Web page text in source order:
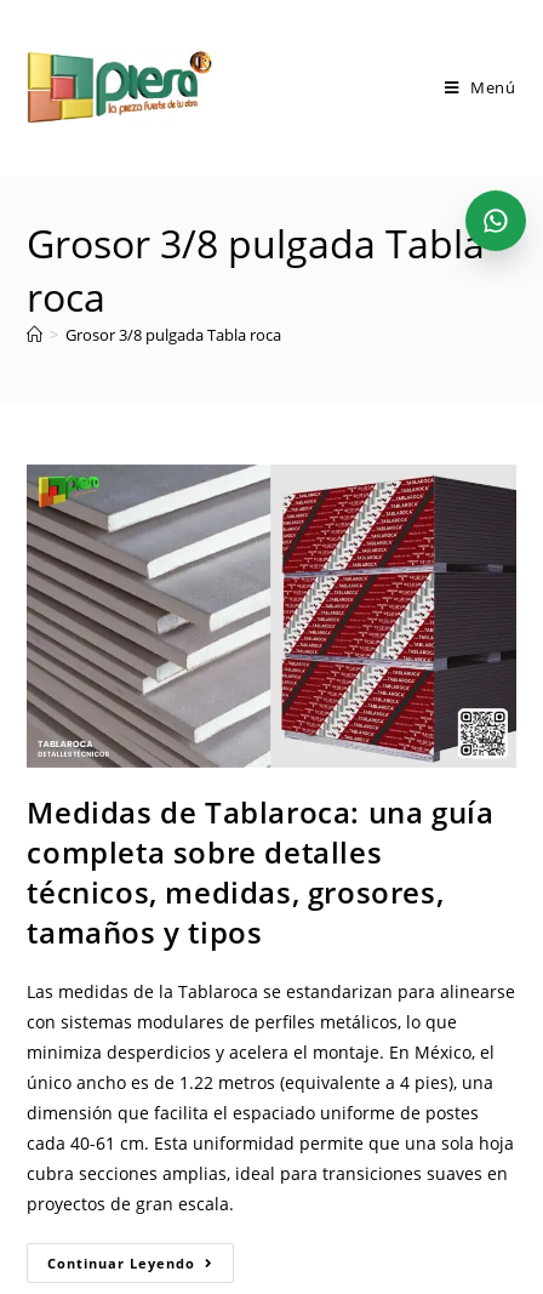
contenido
Menú
Grosor 3/8 pulgada Tabla
roca
> Grosor 3/8 pulgada Tabla roca
Medidas de Tablaroca: una guía
completa sobre detalles
técnicos, medidas, grosores,
tamaños y tipos
Las medidas de la Tablaroca se estandarizan para alinearse
con sistemas modulares de perfiles metálicos, lo que
minimiza desperdicios y acelera el montaje. En México, el
único ancho es de 1.22 metros (equivalente a 4 pies), una
dimensión que facilita el espaciado uniforme de postes
cada 40-61 cm. Esta uniformidad permite que una sola hoja
cubra secciones amplias, ideal para transiciones suaves en
proyectos de gran escala.
Continuar Leyendo Medidas
De